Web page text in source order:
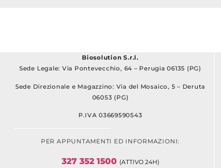
Biosolution S.r.l.
Sede Legale: Via Pontevecchio, 64 – Perugia 06135 (PG)
Sede Direzionale e Magazzino: Via del Mosaico, 5 – Deruta
06053 (PG)
P.IVA 03669590543
PER APPUNTAMENTI ED INFORMAZIONI:
327 352 1500 (ATTIVO 24H)